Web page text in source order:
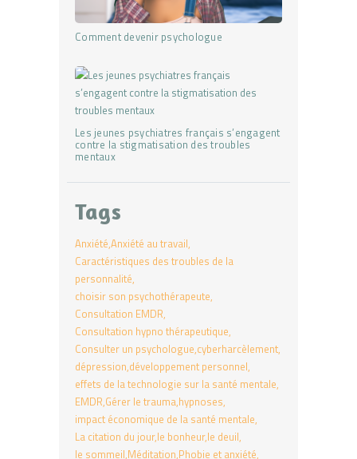
Comment devenir psychologue
Les jeunes psychiatres français s’engagent
contre la stigmatisation des troubles
mentaux
Tags
Anxiété Anxiété au travail
Caractéristiques des troubles de la
personnalité
choisir son psychothérapeute
Consultation EMDR
Consultation hypno thérapeutique
Consulter un psychologue cyberharcèlement
dépression développement personnel
effets de la technologie sur la santé mentale
EMDR Gérer le trauma hypnoses
impact économique de la santé mentale
La citation du jour le bonheur le deuil
le sommeil Méditation Phobie et anxiété